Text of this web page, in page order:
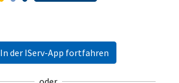
In der IServ-App fortfahren